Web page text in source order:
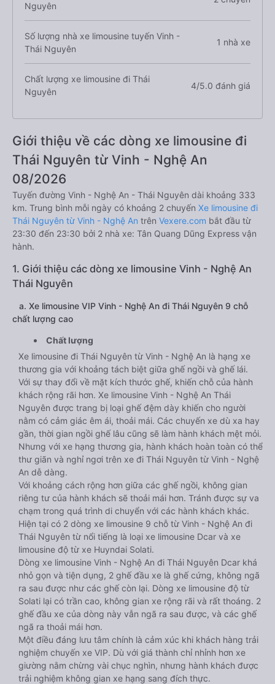
Nguyên
Số lượng nhà xe limousine tuyến Vinh -
Thái Nguyên
1 nhà xe
Chất lượng xe limousine đi Thái
Nguyên
4/5.0 đánh giá
Giới thiệu về các dòng xe limousine đi
Thái Nguyên từ Vinh - Nghệ An
08/2026
Tuyến đường Vinh - Nghệ An - Thái Nguyên dài khoảng 333
km. Trung bình mỗi ngày có khoảng 2 chuyến Xe limousine đi
Thái Nguyên từ Vinh - Nghệ An trên Vexere.com bắt đầu từ
23:30 đến 23:30 bởi 2 nhà xe: Tân Quang Dũng Express vận
hành.
1. Giới thiệu các dòng xe limousine Vinh - Nghệ An
Thái Nguyên
a. Xe limousine VIP Vinh - Nghệ An đi Thái Nguyên 9 chỗ
chất lượng cao
Chất lượng
Xe limousine đi Thái Nguyên từ Vinh - Nghệ An là hạng xe
thương gia với khoảng tách biệt giữa ghế ngồi và ghế lái.
Với sự thay đổi về mặt kích thước ghế, khiến chỗ của hành
khách rộng rãi hơn. Xe limousine Vinh - Nghệ An Thái
Nguyên được trang bị loại ghế đệm dày khiến cho người
nằm có cảm giác êm ái, thoải mái. Các chuyến xe dù xa hay
gần, thời gian ngồi ghế lâu cũng sẽ làm hành khách mệt mỏi.
Nhưng với xe hạng thương gia, hành khách hoàn toàn có thể
thư giãn và nghỉ ngơi trên xe đi Thái Nguyên từ Vinh - Nghệ
An dễ dàng.
Với khoảng cách rộng hơn giữa các ghế ngồi, không gian
riêng tư của hành khách sẽ thoải mái hơn. Tránh được sự va
chạm trong quá trình di chuyển với các hành khách khác.
Hiện tại có 2 dòng xe limousine 9 chỗ từ Vinh - Nghệ An đi
Thái Nguyên từ nổi tiếng là loại xe limousine Dcar và xe
limousine độ từ xe Huyndai Solati.
Dòng xe limousine Vinh - Nghệ An đi Thái Nguyên Dcar khá
nhỏ gọn và tiện dụng, 2 ghế đầu xe là ghế cứng, không ngã
ra sau được như các ghế còn lại. Dòng xe limousine độ từ
Solati lại có trần cao, không gian xe rộng rãi và rất thoáng. 2
ghế đầu xe của dòng này vẫn ngã ra sau được, và các ghế
ngã ra thoải mái hơn.
Một điều đáng lưu tâm chính là cảm xúc khi khách hàng trải
nghiệm chuyến xe VIP. Dù với giá thành chỉ nhỉnh hơn xe
giường nằm chừng vài chục nghìn, nhưng hành khách được
trải nghiệm không gian xe hạng sang đích thực.